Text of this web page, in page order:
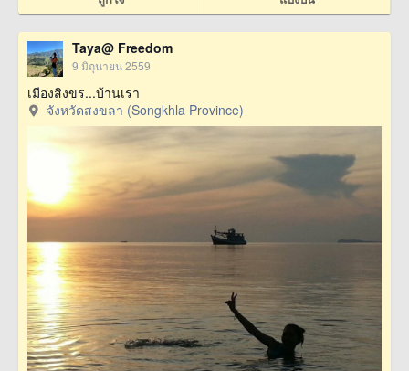
Taya@ Freedom
9 มิถุนายน 2559
เมืองสิงขร...บ้านเรา
จังหวัดสงขลา (Songkhla Province)